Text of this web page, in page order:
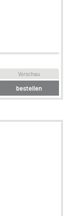
Vorschau
bestellen